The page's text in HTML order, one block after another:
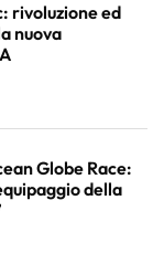
rivoluzione ed
nuova
Globe Race:
della